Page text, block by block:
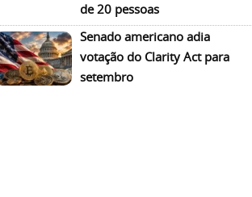
de 20 pessoas
Senado americano adia
votação do Clarity Act para
setembro